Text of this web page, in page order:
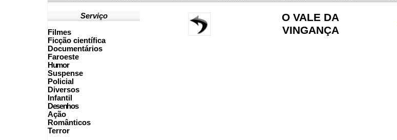
Serviço
Filmes
Ficção científica
Documentários
Faroeste
Humor
Suspense
Policial
Diversos
Infantil
Desenhos
Ação
Românticos
Terror
O VALE DA
VINGANÇA